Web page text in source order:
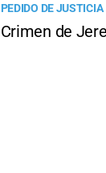
PEDIDO DE JUSTICIA
Crimen de